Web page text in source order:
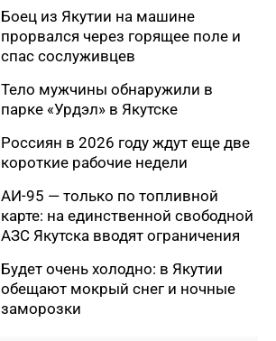
Минздрав Якутии: раннее
выявление гепатита С
осложнения
забрел медвежонок,
отбившийся от матери
Якутяне могут попасть в
Гранд-финал «КАРДО» через
открытые квалификации во
Владивостоке
ООО «Транснефть – Восток»
оказало помощь эвенкийской
Боец из Якутии на машине
прорвался через горящее поле и
спас сослуживцев
Тело мужчины обнаружили в
парке «Урдэл» в Якутске
Россиян в 2026 году ждут еще две
короткие рабочие недели
АИ-95 — только по топливной
карте: на единственной свободной
АЗС Якутска вводят ограничения
Будет очень холодно: в Якутии
обещают мокрый снег и ночные
заморозки